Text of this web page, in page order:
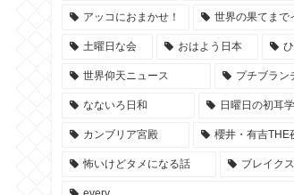
アッコにおまかせ！ 世界の果てまで
土曜日な会 おはよう日本
世界仰天ニュース プチブラン
なないろ日和 日曜日の初耳学
カンブリア宮殿 櫻井・有吉THE
怖いけどタメになる話 ブレイク